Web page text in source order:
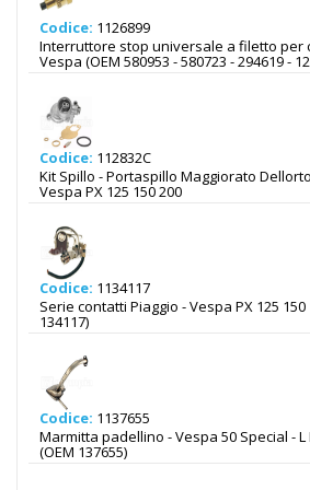
Codice: 1126899
Interruttore stop universale a filetto per
Vespa (OEM 580953 - 580723 - 294619 -
Codice: 112832C
Kit Spillo - Portaspillo Maggiorato
Vespa PX 125 150 200
Codice: 1134117
Serie contatti Piaggio - Vespa PX 125 150
134117)
Codice: 1137655
Marmitta padellino - Vespa 50 Special - L
(OEM 137655)